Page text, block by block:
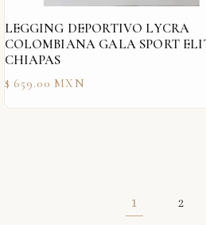
LEGGING DEPORTIVO LYCRA
COLOMBIANA GALA SPORT
CHIAPAS
Precio
habitual
$ 659.00 MXN
1 2